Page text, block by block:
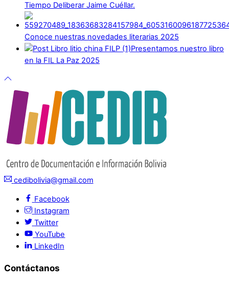
Tiempo Deliberar Jaime Cuéllar.
Conoce nuestras novedades literarias 2025
Presentamos nuestro libro
en la FIL La Paz 2025
cedibolivia@gmail.com
Facebook
Instagram
Twitter
YouTube
LinkedIn
Contáctanos